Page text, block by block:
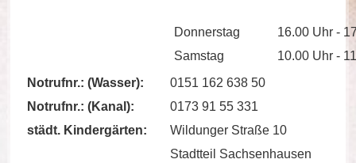
Donnerstag
16.00 Uhr -
Samstag
10.00 Uhr -
Notrufnr.: (Wasser):
0151 162 638 50
Notrufnr.: (Kanal):
0173 91 55 331
städt. Kindergärten:
Wildunger Straße 10
Stadtteil Sachsenhausen